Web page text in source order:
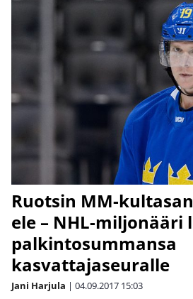
Ruotsin MM-
ele – NHL-
palkintosummansa
kasvattajaseuralle
Jani Harjula | 04.09.2017 15:03